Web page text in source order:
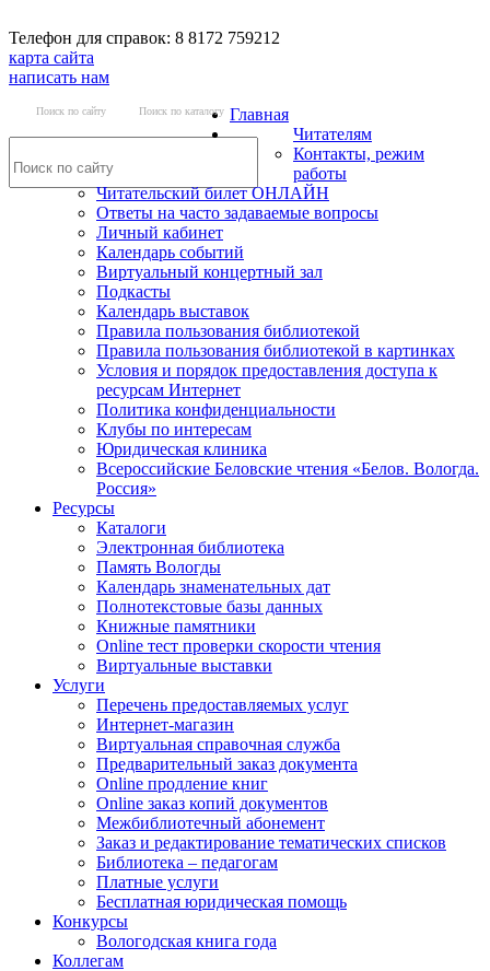
Телефон для справок: 8 8172 759212
карта сайта
написать нам
Поиск по сайту Поиск по каталогу Главная
Читателям
Контакты, режим
работы
Читательский билет ОНЛАЙН
Ответы на часто задаваемые вопросы
Личный кабинет
Календарь событий
Виртуальный концертный зал
Подкасты
Календарь выставок
Правила пользования библиотекой
Правила пользования библиотекой в картинках
Условия и порядок предоставления доступа к
ресурсам Интернет
Политика конфиденциальности
Клубы по интересам
Юридическая клиника
Всероссийские Беловские чтения «Белов. Вологда.
Россия»
Ресурсы
Каталоги
Электронная библиотека
Память Вологды
Календарь знаменательных дат
Полнотекстовые базы данных
Книжные памятники
Online тест проверки скорости чтения
Виртуальные выставки
Услуги
Перечень предоставляемых услуг
Интернет-магазин
Виртуальная справочная служба
Предварительный заказ документа
Online продление книг
Online заказ копий документов
Межбиблиотечный абонемент
Заказ и редактирование тематических списков
Библиотека – педагогам
Платные услуги
Бесплатная юридическая помощь
Конкурсы
Вологодская книга года
Коллегам